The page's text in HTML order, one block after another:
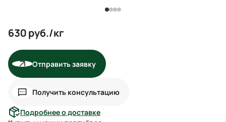
630руб./кг
Отправить заявку
Получить консультацию
Подробнее о доставке